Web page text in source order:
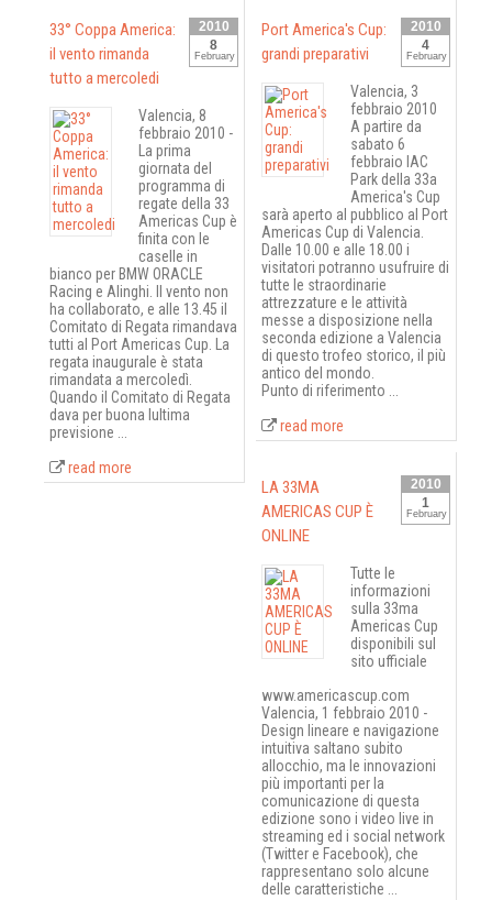
2010
8
February
33° Coppa America:
il vento rimanda
tutto a mercoledi
Valencia, 8
febbraio 2010 -
La prima
giornata del
programma di
regate della 33
Americas Cup è
finita con le
caselle in
bianco per BMW ORACLE
Racing e Alinghi. Il vento non
ha collaborato, e alle 13.45 il
Comitato di Regata rimandava
tutti al Port Americas Cup. La
regata inaugurale è stata
rimandata a mercoledì.
Quando il Comitato di Regata
dava per buona lultima
previsione ...
read more
2010
4
February
Port America's Cup:
grandi preparativi
Valencia, 3
febbraio 2010
A partire da
sabato 6
febbraio lAC
Park della 33a
America's Cup
sarà aperto al pubblico al Port
Americas Cup di Valencia.
Dalle 10.00 e alle 18.00 i
visitatori potranno usufruire di
tutte le straordinarie
attrezzature e le attività
messe a disposizione nella
seconda edizione a Valencia
di questo trofeo storico, il più
antico del mondo.
Punto di riferimento ...
read more
2010
1
February
LA 33MA
AMERICAS CUP È
ONLINE
Tutte le
informazioni
sulla 33ma
Americas Cup
disponibili sul
sito ufficiale
www.americascup.com
Valencia, 1 febbraio 2010 -
Design lineare e navigazione
intuitiva saltano subito
allocchio, ma le innovazioni
più importanti per la
comunicazione di questa
edizione sono i video live in
streaming ed i social network
(Twitter e Facebook), che
rappresentano solo alcune
delle caratteristiche ...